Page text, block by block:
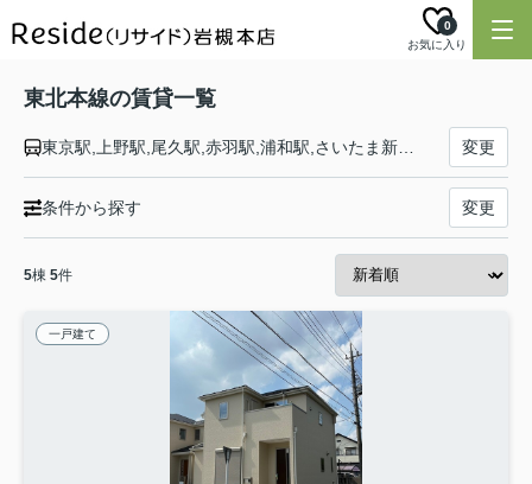
お気に入り
0
東北本線の賃貸一覧
変更
条件から探す 変更
5棟 5件
一戸建て